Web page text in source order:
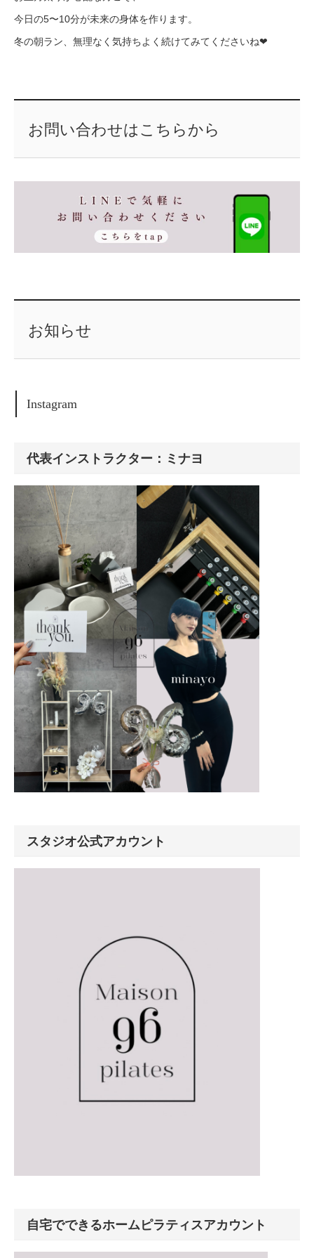
今日の5〜10分が未来の身体を作ります。
冬の朝ラン、無理なく気持ちよく続けてみてくださいね❤︎
お問い合わせはこちらから
お知らせ
Instagram
代表インストラクター：ミナヨ
スタジオ公式アカウント
自宅でできるホームピラティスアカウント